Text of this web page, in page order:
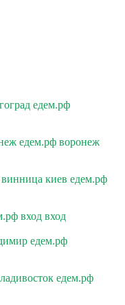
едем.рф
едем.рф воронеж
винница киев едем.рф
вход вход
едем.рф
едем.рф